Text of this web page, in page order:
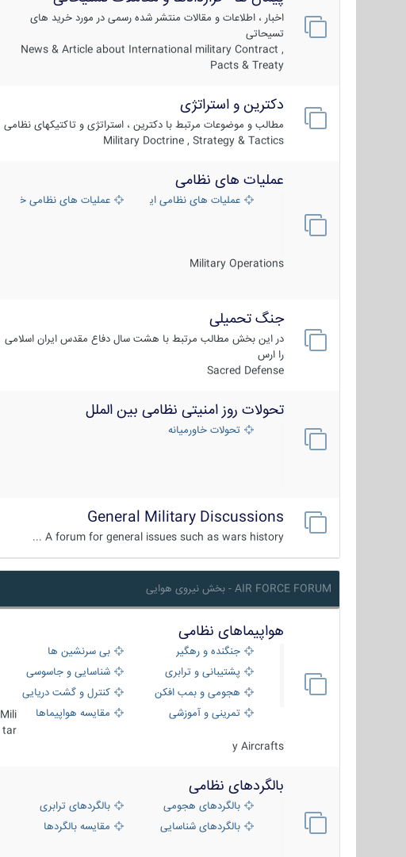
اخبار ، اطلاعات و مقالات منتشر شده رسمی در مورد خرید های
تسیحاتی
News & Article about International military Contract ,
Pacts & Treaty
دکترین و استراتژی
مطالب و موضوعات مرتبط با دکترین ، استراتژی و تاکتیکهای نظامی
Military Doctrine , Strategy & Tactics
عملیات های نظامی
عملیات های نظامی ایران عملیات های نظامی خارجی
Military Operations
جنگ تحمیلی
در این بخش مطالب مرتبط با هشت سال دفاع مقدس ایران اسلامی
را ارس
Sacred Defense
تحولات روز امنیتی نظامی بین الملل
تحولات خاورمیانه
General Military Discussions
A forum for general issues such as wars history ...
AIR FORCE FORUM - بخش نیروی هوایی
هواپیماهای نظامی
جنگنده و رهگیر
بی سرنشین ها
پشتیبانی و ترابری
شناسایی و جاسوسی
هجومی و بمب افکن
کنترل و گشت دریایی
تمرینی و آموزشی
مقایسه هواپیماها
Mili
tar
y Aircrafts
بالگردهای نظامی
بالگردهای هجومی
بالگردهای ترابری
بالگردهای شناسایی
مقایسه بالگردها